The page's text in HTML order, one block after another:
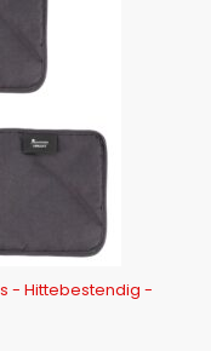
- Hittebestendig -